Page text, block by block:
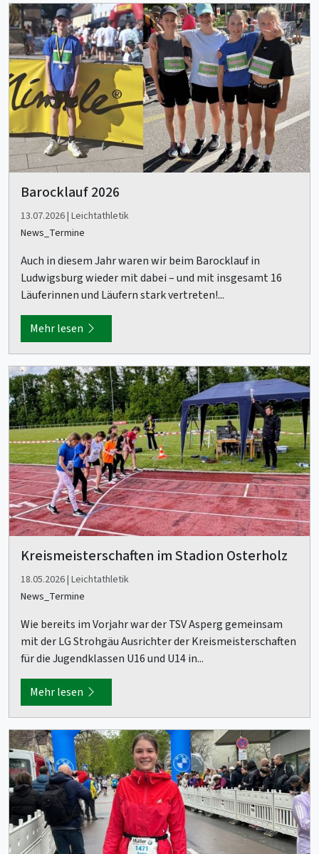
Barocklauf 2026
13.07.2026 | Leichtathletik
News_Termine
Auch in diesem Jahr waren wir beim Barocklauf in
Ludwigsburg wieder mit dabei – und mit insgesamt 16
Läuferinnen und Läufern stark vertreten!...
Mehr lesen
Kreismeisterschaften im Stadion Osterholz
18.05.2026 | Leichtathletik
News_Termine
Wie bereits im Vorjahr war der TSV Asperg gemeinsam
mit der LG Strohgäu Ausrichter der Kreismeisterschaften
für die Jugendklassen U16 und U14 in...
Mehr lesen